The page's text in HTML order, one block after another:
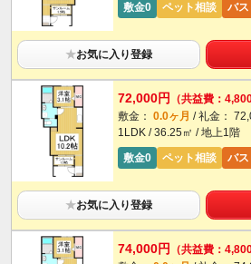
敷金0
ペット相談 バス
★お気に入り登録
72,000円
（共益費：
敷金： 0.0ヶ月 / 礼金：
1LDK / 36.25㎡ / 地上1階
敷金0
ペット相談 バス
★お気に入り登録
74,000円
（共益費：